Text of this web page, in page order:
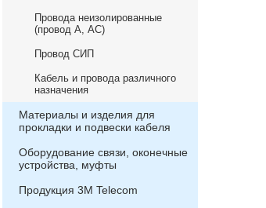
Провода неизолированные
(провод А, АС)
Провод СИП
Кабель и провода различного
назначения
Материалы и изделия для
прокладки и подвески кабеля
Оборудование связи, оконечные
устройства, муфты
Продукция 3М Telecom